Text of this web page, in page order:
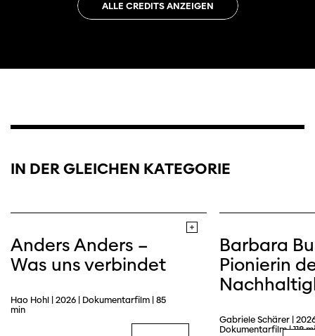
ALLE CREDITS ANZEIGEN
IN DER GLEICHEN KATEGORIE
Anders Anders –
Was uns verbindet
Hao Hohl | 2026 | Dokumentarfilm | 85
min
Barbara
Pionierin
Gabriele Schärer |
Dokumentarfilm | 118